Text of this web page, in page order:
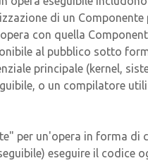
di un
con quella
al pubblico sotto
principale (kernel,
o un compilatore
per un'opera in forma
eseguire il